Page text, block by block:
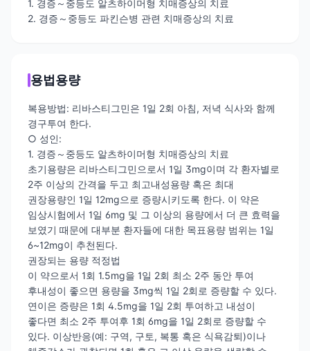
1. 경증～중등도 알츠하이머형 치매증상의 치료
2. 경증～중등도 파킨슨병 관련 치매증상의 치료
용법용량
복용방법: 리바스티그민은 1일 2회 아침, 저녁 식사와 함께
경구투여 한다.
○ 성인:
1. 경증～중등도 알츠하이머형 치매증상의 치료
초기용량은 리바스티그민으로서 1일 3mg이며 각 환자별로
2주 이상의 간격을 두고 최고내성용량 혹은 최대
권장용량인 1일 12mg으로 증량시키도록 한다. 이 약은
임상시험에서 1일 6mg 및 그 이상의 용량에서 더 큰 효력을
보였기 때문에 대부분 환자들에 대한 목표용량 범위는 1일
6~12mg이 추천된다.
권장되는 용량 적정법
이 약으로서 1회 1.5mg을 1일 2회 최소 2주 동안 투여
후내성이 좋으면 용량을 3mg씩 1일 2회로 증량할 수 있다.
연이은 증량은 1회 4.5mg을 1일 2회 투여하고 내성이
좋다면 최소 2주 투여후 1회 6mg을 1일 2회로 증량할 수
있다. 이상반응(예: 구역, 구토, 복통 혹은 식욕감퇴)이나